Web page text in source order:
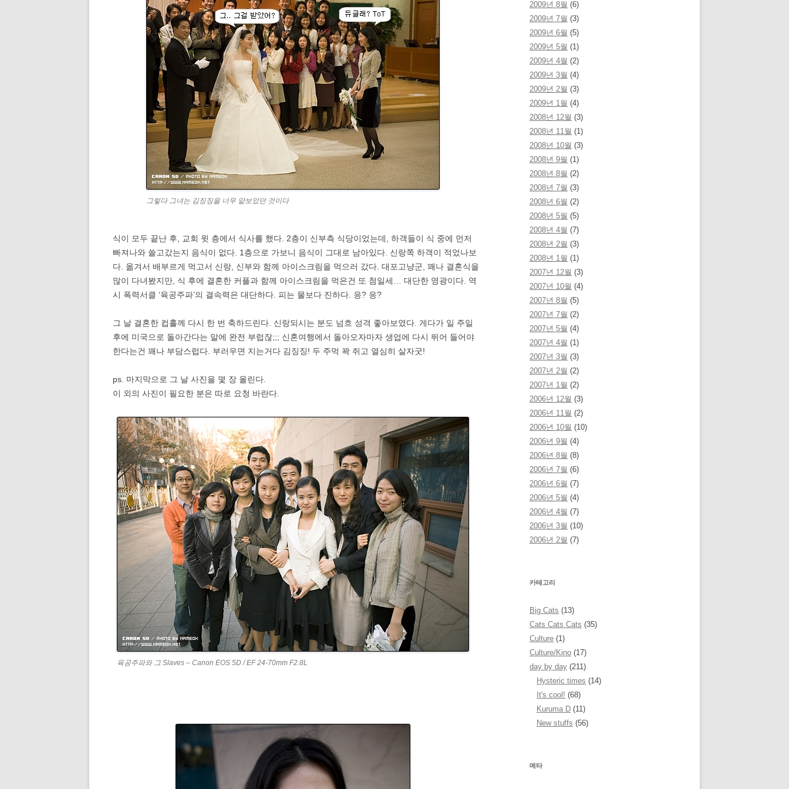
그렇다 그녀는 김징징을 너무 얕보았던 것이다
식이 모두 끝난 후, 교회 윗 층에서 식사를 했다. 2층이 신부측 식당이었는데, 하객들이 식 중에 먼저
빠져나와 쓸고갔는지 음식이 없다. 1층으로 가보니 음식이 그대로 남아있다. 신랑쪽 하객이 적었나보
다. 옮겨서 배부르게 먹고서 신랑, 신부와 함께 아이스크림을 먹으러 갔다. 대포고냥군, 꽤나 결혼식을
많이 다녀봤지만, 식 후에 결혼한 커플과 함께 아이스크림을 먹은건 또 첨일세… 대단한 영광이다. 역
시 폭력서클 ‘육공주파’의 결속력은 대단하다. 피는 물보다 진하다. 응? 응?
그 날 결혼한 컵흘께 다시 한 번 축하드린다. 신랑되시는 분도 넘흐 성격 좋아보였다. 게다가 일 주일
후에 미국으로 돌아간다는 말에 완전 부럽잖;;; 신혼여행에서 돌아오자마자 생업에 다시 뛰어 들어야
한다는건 꽤나 부담스럽다. 부러우면 지는거다 김징징! 두 주먹 꽉 쥐고 열심히 살자굿!
ps. 마지막으로 그 날 사진을 몇 장 올린다.
이 외의 사진이 필요한 분은 따로 요청 바란다.
육공주파와 그 Slaves – Canon EOS 5D / EF 24-70mm F2.8L
2009년 8월 (6)
2009년 7월 (3)
2009년 6월 (5)
2009년 5월 (1)
2009년 4월 (2)
2009년 3월 (4)
2009년 2월 (3)
2009년 1월 (4)
2008년 12월 (3)
2008년 11월 (1)
2008년 10월 (3)
2008년 9월 (1)
2008년 8월 (2)
2008년 7월 (3)
2008년 6월 (2)
2008년 5월 (5)
2008년 4월 (7)
2008년 2월 (3)
2008년 1월 (1)
2007년 12월 (3)
2007년 10월 (4)
2007년 8월 (5)
2007년 7월 (2)
2007년 5월 (4)
2007년 4월 (1)
2007년 3월 (3)
2007년 2월 (2)
2007년 1월 (2)
2006년 12월 (3)
2006년 11월 (2)
2006년 10월 (10)
2006년 9월 (4)
2006년 8월 (8)
2006년 7월 (6)
2006년 6월 (7)
2006년 5월 (4)
2006년 4월 (7)
2006년 3월 (10)
2006년 2월 (7)
카테고리
Big Cats (13)
Cats Cats Cats (35)
Culture (1)
Culture/Kino (17)
day by day (211)
Hysteric times (14)
It's cool! (68)
Kuruma D (11)
New stuffs (56)
메타